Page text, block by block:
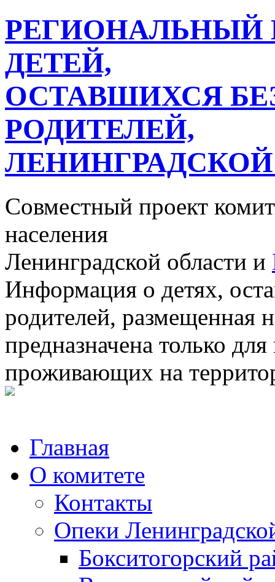
РЕГИОНАЛЬНЫЙ
ДЕТЕЙ,
ОСТАВШИХСЯ
РОДИТЕЛЕЙ,
Совместный проект
населения
Ленинградской области и
Информация о детях,
родителей, размещенная
предназначена только
проживающих на
Главная
О комитете
Контакты
Опеки
Бокситогорский